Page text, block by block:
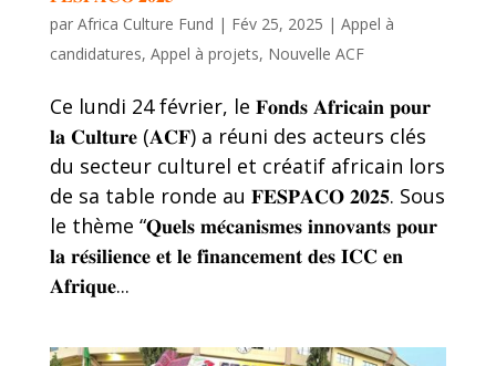
par Africa Culture Fund | Fév 25, 2025 | Appel à
candidatures, Appel à projets, Nouvelle ACF
Ce lundi 24 février, le 𝐅𝐨𝐧𝐝𝐬 𝐀𝐟𝐫𝐢𝐜𝐚𝐢𝐧 𝐩𝐨𝐮𝐫
𝐥𝐚 𝐂𝐮𝐥𝐭𝐮𝐫𝐞 (𝐀𝐂𝐅) a réuni des acteurs clés
du secteur culturel et créatif africain lors
de sa table ronde au 𝐅𝐄𝐒𝐏𝐀𝐂𝐎 𝟐𝟎𝟐𝟓. Sous
le thème “𝐐𝐮𝐞𝐥𝐬 𝐦𝐞́𝐜𝐚𝐧𝐢𝐬𝐦𝐞𝐬 𝐢𝐧𝐧𝐨𝐯𝐚𝐧𝐭𝐬 𝐩𝐨𝐮𝐫
𝐥𝐚 𝐫𝐞́𝐬𝐢𝐥𝐢𝐞𝐧𝐜𝐞 𝐞𝐭 𝐥𝐞 𝐟𝐢𝐧𝐚𝐧𝐜𝐞𝐦𝐞𝐧𝐭 𝐝𝐞𝐬 𝐈𝐂𝐂 𝐞𝐧
𝐀𝐟𝐫𝐢𝐪𝐮𝐞...